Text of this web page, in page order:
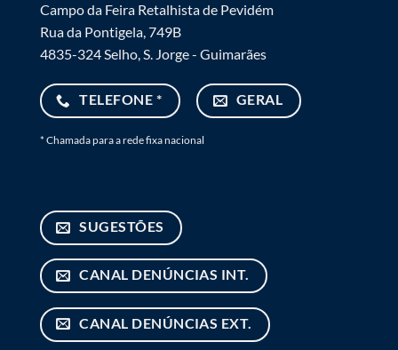
Campo da Feira Retalhista de Pevidém
Rua da Pontigela, 749B
4835-324 Selho, S. Jorge - Guimarães
TELEFONE * GERAL
* Chamada para a rede fixa nacional
SUGESTÕES
CANAL DENÚNCIAS INT.
CANAL DENÚNCIAS EXT.